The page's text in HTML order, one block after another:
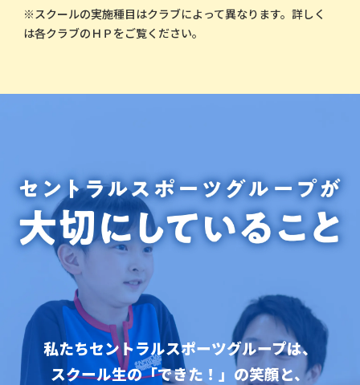
※スクールの実施種目はクラブによって異なります。詳しく
は各クラブのＨＰをご覧ください。
私たちセントラルスポーツグループは、
スクール生の「できた！」の笑顔と、